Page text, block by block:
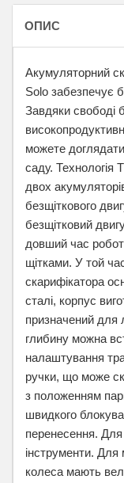
ОПИС
Акумуляторний
Solo забезпечує
Завдяки свободі
можете
саду. Технологія
двох
безщіткового
безщітковий
довший час
щітками. У той
скарифікатора
сталі, корпус
призначений для
глибину можна
налаштування
ручки, що може
з положенням
швидкого
перенесення. Для
інструменти.
колеса мають